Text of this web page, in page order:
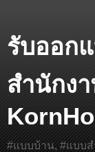
รับออก
สำนักง
#แบบบ้าน, #แบบ